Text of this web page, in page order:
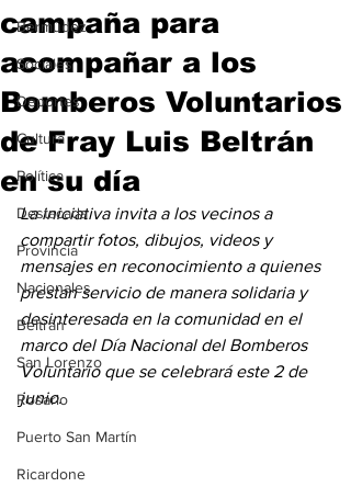
Bermúdez
Sociales
Deportes
Cultura
Política
Destacada
Provincia
Nacionales
Beltrán
San Lorenzo
Rosario
Puerto San Martín
Ricardone
campaña para
acompañar a los
Bomberos Voluntarios
de Fray Luis Beltrán
en su día
La iniciativa invita a los vecinos a
compartir fotos, dibujos, videos y
mensajes en reconocimiento a quienes
prestan servicio de manera solidaria y
desinteresada en la comunidad en el
marco del Día Nacional del Bomberos
Voluntario que se celebrará este 2 de
junio.